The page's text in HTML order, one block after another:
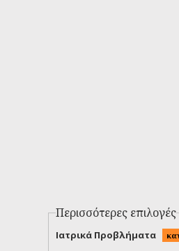
Περισσότερες επιλογές
Ιατρικά Προβλήματα